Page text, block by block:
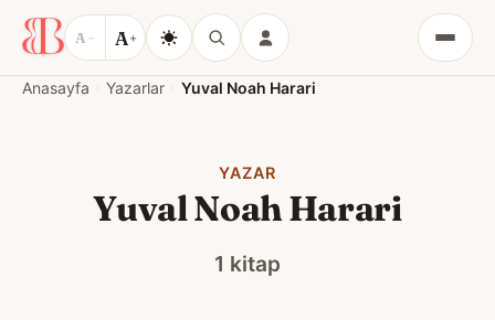
A − A+
Menü
Anasayfa Yazarlar Yuval Noah Harari
YAZAR
Yuval Noah Harari
1 kitap